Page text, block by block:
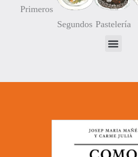
6 comentarios
Primeros
Segundos Pastelería